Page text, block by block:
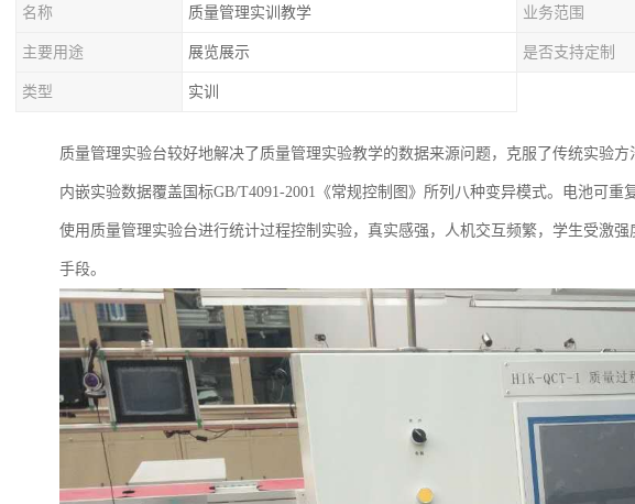
名称 质量管理实训教学 业务范围
主要用途 展览展示 是否支持定制
类型 实训
质量管理实验台较好地解决了质量管理实验教学的数据来源问题，克服了传统实验
内嵌实验数据覆盖国标GB/T4091-2001《常规控制图》所列八种变异模式。电池可重
使用质量管理实验台进行统计过程控制实验，真实感强，人机交互频繁，学生受激
手段。